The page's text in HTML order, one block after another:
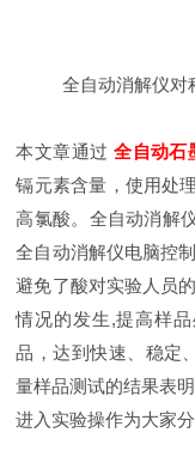
全自动消解仪对
本文章通过全自动石
镉元素含量，使用处
高氯酸。全自动消解
全自动消解仪电脑控
避免了酸对实验人员
情况的发生,提高样
品，达到快速、稳定
量样品测试的结果表
进入实验操作为大家